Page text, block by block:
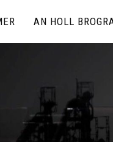
AN HOLL